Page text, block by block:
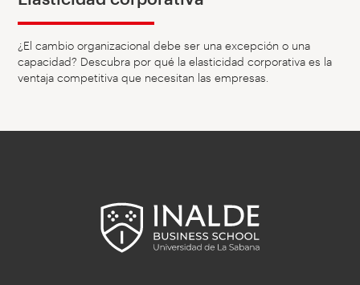
¿El cambio organizacional debe ser una excepción o una
capacidad? Descubra por qué la elasticidad corporativa es la
ventaja competitiva que necesitan las empresas.